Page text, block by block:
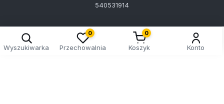
540531914
Wyszukiwarka
0
Przechowalnia
0
Koszyk Konto